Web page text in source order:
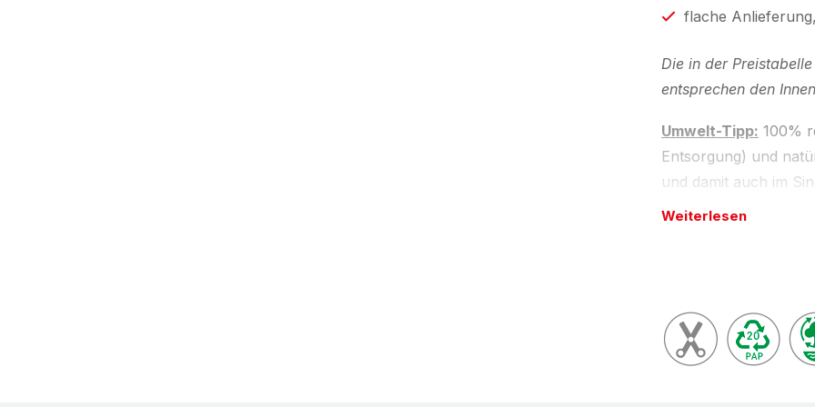
flache
Die in der
entsprechen den
Umwelt-Tipp: 100%
Entsorgung) und
und damit auch im
Konfektionsservice
hierfür bestimmte
Beschreibung
Weiterlesen